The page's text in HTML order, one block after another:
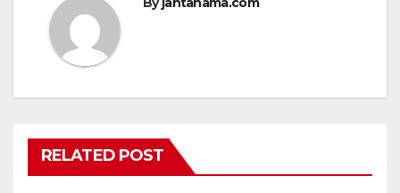
RELATED POST